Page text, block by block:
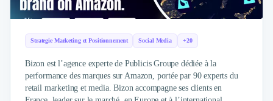
Traiteur & Restauration
Sourcing et Imports
Développement à l'international
Accélérateurs et incubateurs
Strategie Marketing et Positionnement Social Media +20
Bizon est l’agence experte de Publicis Groupe dédiée à la
performance des marques sur Amazon, portée par 90 experts du
retail marketing et media. Bizon accompagne ses clients en